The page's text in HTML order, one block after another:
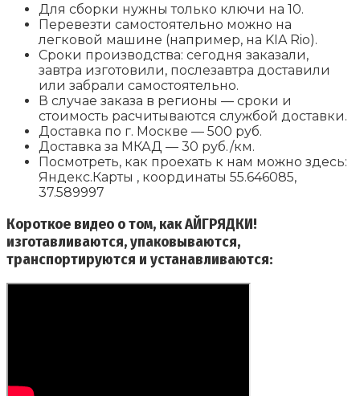
Для сборки нужны только ключи на 10.
Перевезти самостоятельно можно на
легковой машине (например, на KIA Rio).
Сроки производства: сегодня заказали,
завтра изготовили, послезавтра доставили
или забрали самостоятельно.
В случае заказа в регионы — сроки и
стоимость расчитываются службой доставки.
Доставка по г. Москве — 500 руб.
Доставка за МКАД — 30 руб./км.
Посмотреть, как проехать к нам можно здесь:
Яндекс.Карты , координаты 55.646085,
37.589997
Короткое видео о том, как АЙГРЯДКИ!
изготавливаются, упаковываются,
транспортируются и устанавливаются: